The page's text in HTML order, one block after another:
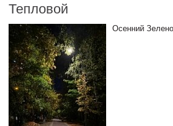
Тепловой
Осенний